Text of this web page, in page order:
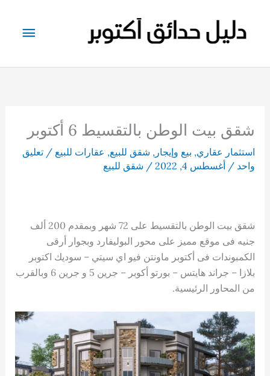
المحتوى
شقق بيت الوطن بالتقسيط 6 أكتوبر
استثمار عقاري, بيع وإيجار , شقق للبيع, عقارات للبيع / تعليق
واحد / أغسطس 4, 2022 / شقق للبيع
شقق بيت الوطن بالتقسيط على 72 شهر وبمقدم 200 ألف
جنيه فى موقع مميز على محور البوليفارد وبجوار أرقى
الكمبوندات فى أكتوبر ماونتن فيو اي سيتي – سوديك اكتوبر
بلازا – جراند هايتس – بورتو أكوبر – جرين 5 و جرين 6 وبالقرب
من المحاور الرئيسية.